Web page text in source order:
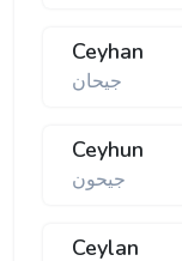
Ceyhan
جیحان
Ceyhun
جیحون
Ceylan